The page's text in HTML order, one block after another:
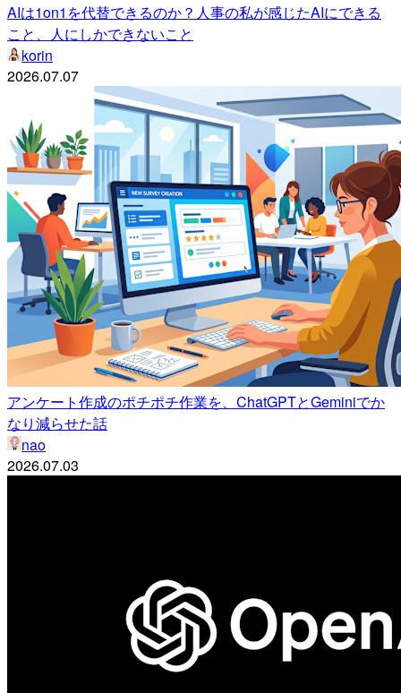
AIは1on1を代替できるのか？人事の私が感じたAIにできる
こと、人にしかできないこと
korin
2026.07.07
アンケート作成のポチポチ作業を、ChatGPTとGeminiでか
なり減らせた話
nao
2026.07.03